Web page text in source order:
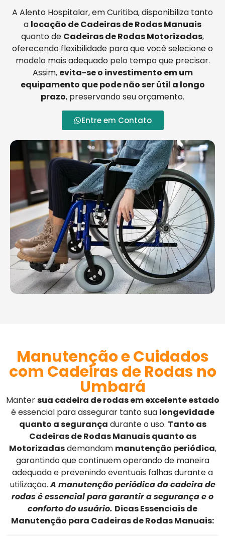
A Alento Hospitalar, em Curitiba, disponibiliza tanto
a locação de Cadeiras de Rodas Manuais
quanto de Cadeiras de Rodas Motorizadas,
oferecendo flexibilidade para que você selecione o
modelo mais adequado pelo tempo que precisar.
Assim, evita-se o investimento em um
equipamento que pode não ser útil a longo
prazo, preservando seu orçamento.
Entre em Contato
Manutenção e Cuidados
com Cadeiras de Rodas no
Umbará
Mantersua cadeira de rodas em excelente estado
é essencial para assegurar tanto sua longevidade
quanto a segurança durante o uso. Tanto as
Cadeiras de Rodas Manuais quanto as
Motorizadasdemandam manutenção periódica,
garantindo que continuem operando de maneira
adequada e prevenindo eventuais falhas durante a
utilização.A manutenção periódica da cadeira de
rodas é essencial para garantir a segurança e o
conforto do usuário. Dicas Essenciais de
Manutenção para Cadeiras de Rodas Manuais: